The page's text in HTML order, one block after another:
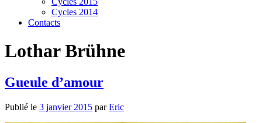
Cycles 2014
Contacts
Lothar Brühne
Gueule d’amour
Publié le 3 janvier 2015 parEric